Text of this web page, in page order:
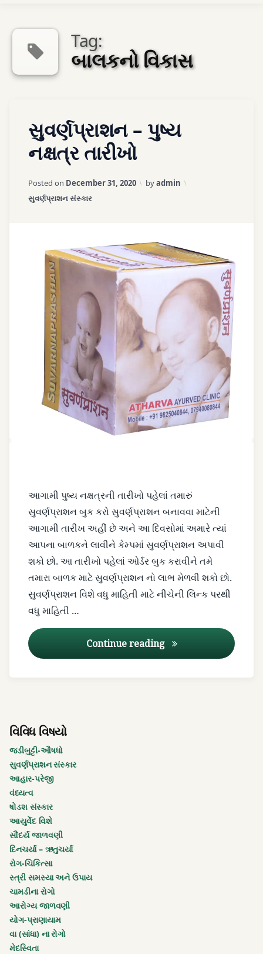
Ayurveda Sexologist
અમારો સંપર્ક કરો
Tag:
બાલકનો વિકાસ
સુવર્ણપ્રાશન – પુષ્ય
નક્ષત્ર તારીખો
Posted on December 31, 2020 Updated on
byadmin
Categories:
સુવર્ણપ્રાશન સંસ્કાર
આગામી પુષ્ય નક્ષત્રની તારીખો પહેલાં તમારું
સુવર્ણપ્રાશન બુક કરો સુવર્ણપ્રાશન બનાવવા માટેની
આગામી તારીખ અહીં છે અને આ દિવસોમાં અમારે ત્યાં
આપના બાળકને લાવીને કેમ્પમાં સુવર્ણપ્રાશન અપાવી
શકો છો. આ તારીખો પહેલાં ઓર્ડર બુક કરાવીને તમે
તમારા બાળક માટે સુવર્ણપ્રાશન નો લાભ મેળવી શકો છો.
સુવર્ણપ્રાશન વિશે વધુ માહિતી માટે નીચેની લિન્ક પરથી
વધુ માહિતી …
Continue reading સુવર્ણપ્રાશન – પુષ્ય
આયુર્વેદ
આયુર્વેદ
આયુર્વેદ
આયુર્વેદિક
પ્રતિરક્ષા
આયુર્વેદિક
આરોગ્યપ્રદ
ડો.નિકુલ
પટેલ
પટેલ
પાચનશક્તિ
વધારો
નક્ષત્ર
2021
પુષ્ય
તારીખો
પુષ્ય
નક્ષત્ર
સમય
પુષ્ય
નક્ષત્રની
તારીખો
પુષ્યનક્ષત્ર
બાલકનો
વિકાસ
બાળકને
a
Comment
on
સુવર્ણપ્રાશન
–
પુષ્ય
વિવિધ વિષયો
જડીબુટ્ટી-ઔષધો
સુવર્ણપ્રાશન સંસ્કાર
આહાર-પરેજી
વંધ્યત્વ
ષોડશ સંસ્કાર
આયુર્વેદ વિશે
સૌંદર્ય જાળવણી
દિનચર્યા – ઋતુચર્યા
રોગ-ચિકિત્સા
સ્ત્રી સમસ્યા અને ઉપાય
ચામડીના રોગો
આરોગ્ય જાળવણી
યોગ-પ્રાણાયામ
વા (સાંધા) ના રોગો
મેદસ્વિતા